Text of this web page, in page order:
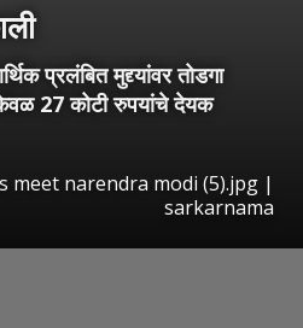
प्रलंबित मुद्द्यांवर तोडगा
केवळ 27 कोटी रुपयांचे देयक
meet narendra modi (5).jpg |
sarkarnama